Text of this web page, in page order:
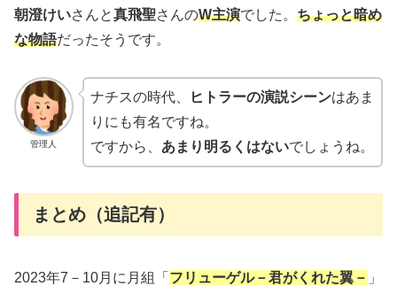
朝澄けいさんと真飛聖さんのW主演でした。 ちょっと暗め
な物語だったそうです。
管理人
ナチスの時代、 ヒトラーの演説シーンはあま
りにも有名ですね。
ですから、 あまり明るくはないでしょうね。
まとめ（追記有）
2023年7－10月に月組「 フリューゲル－君がくれた翼－ 」